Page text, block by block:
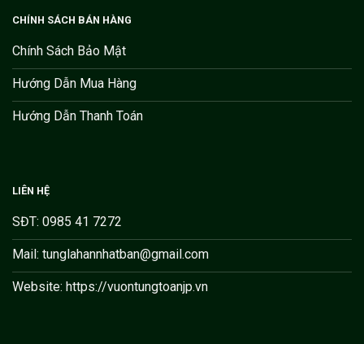
CHÍNH SÁCH BÁN HÀNG
Chính Sách Bảo Mật
Hướng Dẫn Mua Hàng
Hướng Dẫn Thanh Toán
LIÊN HỆ
SĐT: 0985 41 7272
Mail: tunglahannhatban@gmail.com
Website: https://vuontungtoanjp.vn